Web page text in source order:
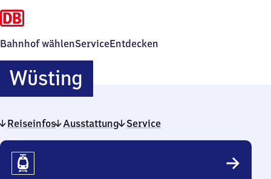
Bahnhof wählenServiceEntdecken
Wüsting
Reiseinfos Ausstattung Service
Reiseinfos